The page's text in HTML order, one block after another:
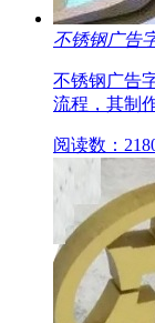
不锈钢广告
不锈钢广告
流程，其制
阅读数：